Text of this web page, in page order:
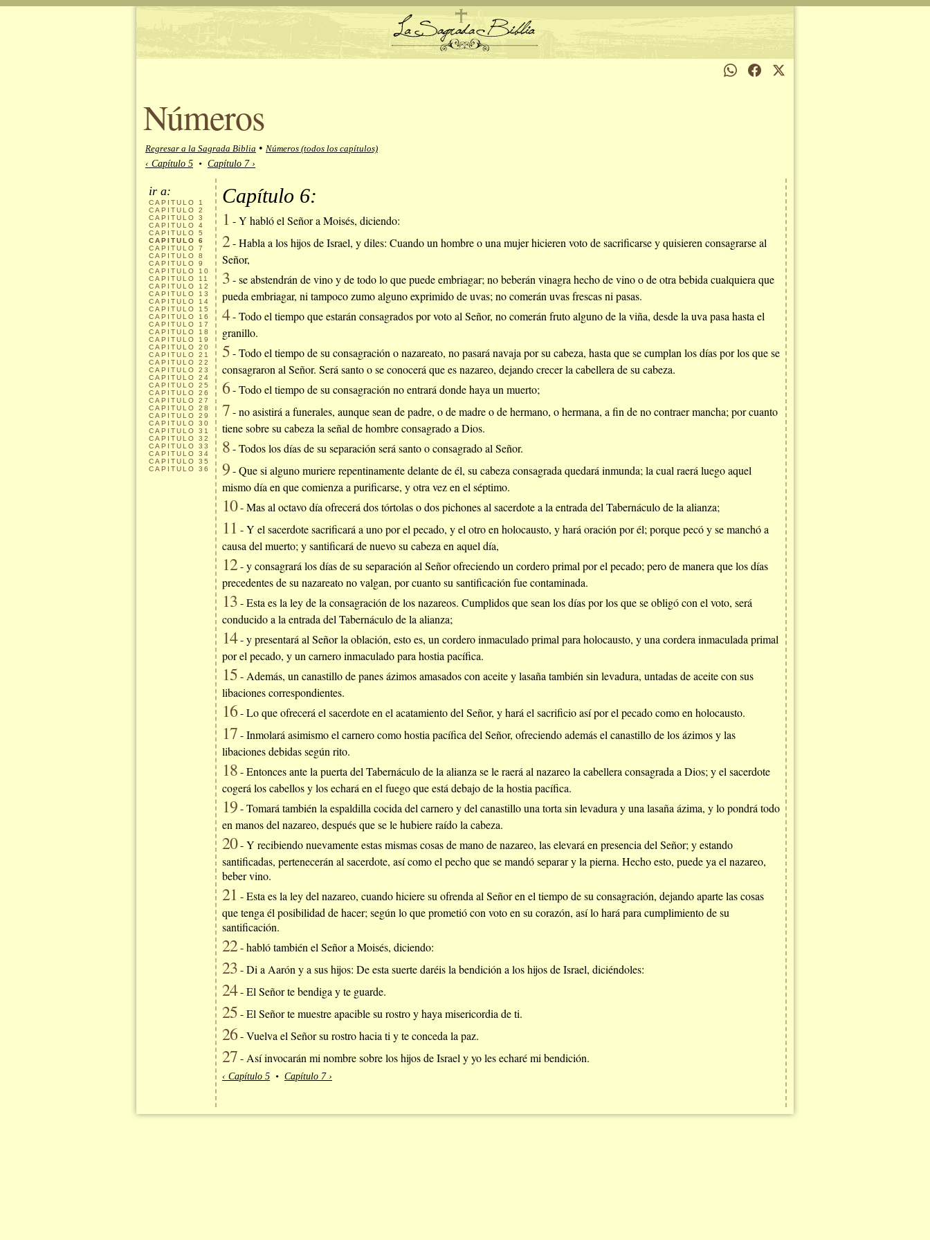
Números
Regresar a la Sagrada Biblia • Números (todos los capítulos)
‹ Capítulo 5 • Capítulo 7 ›
ir a:
CAPITULO
1
CAPITULO
2
CAPITULO
3
CAPITULO
4
CAPITULO
5
CAPITULO
6
CAPITULO
7
CAPITULO
8
CAPITULO
9
CAPITULO
10
CAPITULO
11
CAPITULO
12
CAPITULO
13
CAPITULO
14
CAPITULO
15
CAPITULO
16
CAPITULO
17
CAPITULO
18
CAPITULO
19
CAPITULO
20
CAPITULO
21
CAPITULO
22
CAPITULO
23
CAPITULO
24
CAPITULO
25
CAPITULO
26
CAPITULO
27
CAPITULO
28
CAPITULO
29
CAPITULO
30
CAPITULO
31
CAPITULO
32
CAPITULO
33
CAPITULO
34
CAPITULO
35
CAPITULO
36
Capítulo 6:
1 - Y habló el Señor a Moisés, diciendo:
2- Habla a los hijos de Israel, y diles: Cuando un hombre o una mujer hicieren voto de sacrificarse y quisieren consagrarse al
Señor,
3- se abstendrán de vino y de todo lo que puede embriagar; no beberán vinagra hecho de vino o de otra bebida cualquiera que
pueda embriagar, ni tampoco zumo alguno exprimido de uvas; no comerán uvas frescas ni pasas.
4- Todo el tiempo que estarán consagrados por voto al Señor, no comerán fruto alguno de la viña, desde la uva pasa hasta el
granillo.
5- Todo el tiempo de su consagración o nazareato, no pasará navaja por su cabeza, hasta que se cumplan los días por los que se
consagraron al Señor. Será santo o se conocerá que es nazareo, dejando crecer la cabellera de su cabeza.
6- Todo el tiempo de su consagración no entrará donde haya un muerto;
7- no asistirá a funerales, aunque sean de padre, o de madre o de hermano, o hermana, a fin de no contraer mancha; por cuanto
tiene sobre su cabeza la señal de hombre consagrado a Dios.
8- Todos los días de su separación será santo o consagrado al Señor.
9- Que si alguno muriere repentinamente delante de él, su cabeza consagrada quedará inmunda; la cual raerá luego aquel
mismo día en que comienza a purificarse, y otra vez en el séptimo.
10- Mas al octavo día ofrecerá dos tórtolas o dos pichones al sacerdote a la entrada del Tabernáculo de la alianza;
11 - Y el sacerdote sacrificará a uno por el pecado, y el otro en holocausto, y hará oración por él; porque pecó y se manchó a
causa del muerto; y santificará de nuevo su cabeza en aquel día,
12- y consagrará los días de su separación al Señor ofreciendo un cordero primal por el pecado; pero de manera que los días
precedentes de su nazareato no valgan, por cuanto su santificación fue contaminada.
13- Esta es la ley de la consagración de los nazareos. Cumplidos que sean los días por los que se obligó con el voto, será
conducido a la entrada del Tabernáculo de la alianza;
14- y presentará al Señor la oblación, esto es, un cordero inmaculado primal para holocausto, y una cordera inmaculada primal
por el pecado, y un carnero inmaculado para hostia pacífica.
15- Además, un canastillo de panes ázimos amasados con aceite y lasaña también sin levadura, untadas de aceite con sus
libaciones correspondientes.
16- Lo que ofrecerá el sacerdote en el acatamiento del Señor, y hará el sacrificio así por el pecado como en holocausto.
17- Inmolará asimismo el carnero como hostia pacífica del Señor, ofreciendo además el canastillo de los ázimos y las
libaciones debidas según rito.
18- Entonces ante la puerta del Tabernáculo de la alianza se le raerá al nazareo la cabellera consagrada a Dios; y el sacerdote
cogerá los cabellos y los echará en el fuego que está debajo de la hostia pacífica.
19- Tomará también la espaldilla cocida del carnero y del canastillo una torta sin levadura y una lasaña ázima, y lo pondrá todo
en manos del nazareo, después que se le hubiere raído la cabeza.
20- Y recibiendo nuevamente estas mismas cosas de mano de nazareo, las elevará en presencia del Señor; y estando
santificadas, pertenecerán al sacerdote, así como el pecho que se mandó separar y la pierna. Hecho esto, puede ya el nazareo,
beber vino.
21 - Esta es la ley del nazareo, cuando hiciere su ofrenda al Señor en el tiempo de su consagración, dejando aparte las cosas
que tenga él posibilidad de hacer; según lo que prometió con voto en su corazón, así lo hará para cumplimiento de su
santificación.
22- habló también el Señor a Moisés, diciendo:
23- Di a Aarón y a sus hijos: De esta suerte daréis la bendición a los hijos de Israel, diciéndoles:
24- El Señor te bendiga y te guarde.
25- El Señor te muestre apacible su rostro y haya misericordia de ti.
26- Vuelva el Señor su rostro hacia ti y te conceda la paz.
27- Así invocarán mi nombre sobre los hijos de Israel y yo les echaré mi bendición.
‹ Capítulo 5 • Capítulo 7 ›